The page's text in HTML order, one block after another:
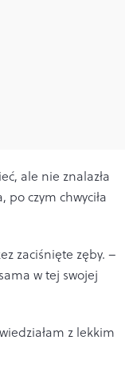
ale nie znalazła
po czym chwyciła
zaciśnięte zęby. –
w tej swojej
z lekkim